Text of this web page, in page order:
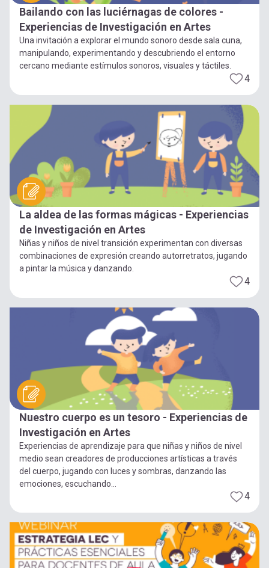
Bailando con las luciérnagas de colores -
Experiencias de Investigación en Artes
Una invitación a explorar el mundo sonoro desde sala cuna,
manipulando, experimentando y descubriendo el entorno
cercano mediante estímulos sonoros, visuales y táctiles.
4
La aldea de las formas mágicas - Experiencias
de Investigación en Artes
Niñas y niños de nivel transición experimentan con diversas
combinaciones de expresión creando autorretratos, jugando
a pintar la música y danzando.
4
Nuestro cuerpo es un tesoro - Experiencias de
Investigación en Artes
Experiencias de aprendizaje para que niñas y niños de nivel
medio sean creadores de producciones artísticas a través
del cuerpo, jugando con luces y sombras, danzando las
emociones, escuchando...
4